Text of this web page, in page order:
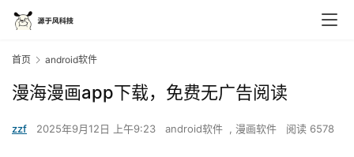
首页 android软件
漫海漫画app下载，免费无广告阅读
zzf 2025年9月12日 上午9:23 android软件 , 漫画软件 阅读 6578